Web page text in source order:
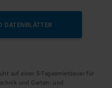
DATENBLÄTTER
auf einer 5-Tagesmietdauer für
und Garten- und